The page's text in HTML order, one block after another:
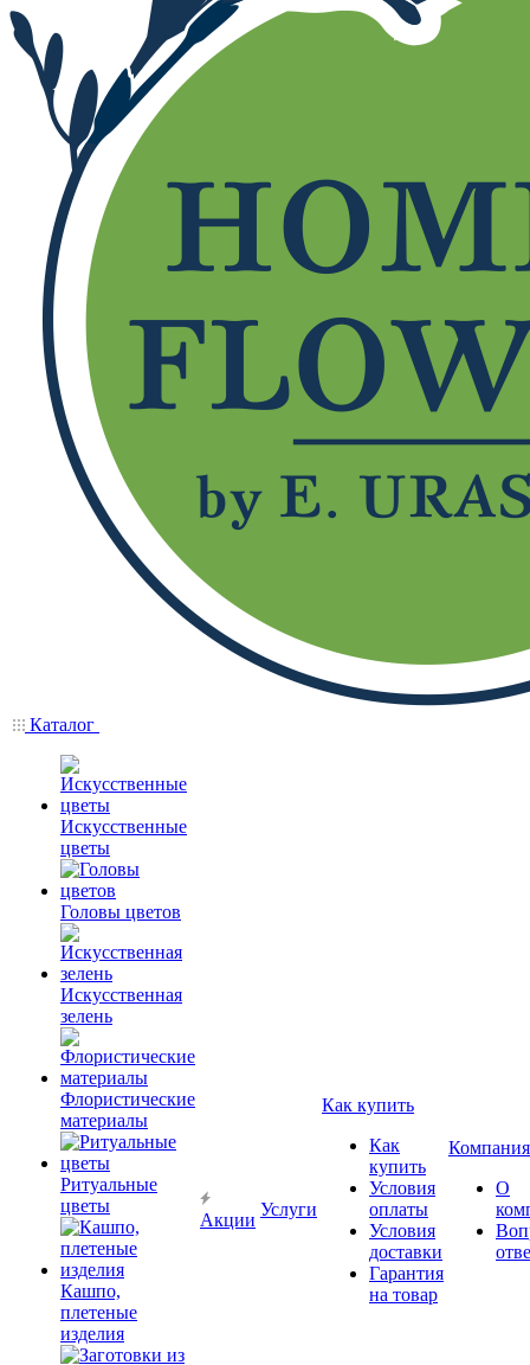
Каталог
Искусственные
цветы
Головы цветов
Искусственная
зелень
Флористические
материалы
Ритуальные
цветы
Кашпо,
плетеные
изделия
Акции
Услуги
Как купить
Как
купить
Условия
оплаты
Условия
доставки
Гарантия
на товар
Компания
О